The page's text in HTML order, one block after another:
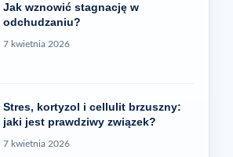
Jak wznowić stagnację w
odchudzaniu?
7 kwietnia 2026
Stres, kortyzol i cellulit brzuszny:
jaki jest prawdziwy związek?
7 kwietnia 2026